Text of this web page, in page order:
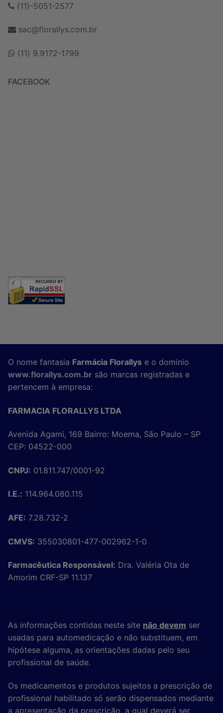
(11)-5051-2577
sac@florallys.com.br
(11) 9.9172-1799
FACEBOOK
O nome fantasia Farmácia Florallys e o domínio
www.florallys.com.br são marcas registradas e
pertencem à empresa:
FARMACIA FLORALLYS LTDA
Avenida Agami, 169 Bairro: Moema, São Paulo – SP
CEP: 04522-000
CNPJ: 01.811.747/0001-92
I.E.: 114.964.080.115
AFE: 7.28.732-2
CMVS: 355030801-477-002962-1-0
Farmacêutica Responsável: Dra. Valéria Ota de
Amorim CRF-SP 11.137
As informações contidas neste site não devem ser
usadas para automedicação e não substituem, em
hipótese alguma, as orientações dadas pelo seu
profissional de saúde.
Os medicamentos e produtos sujeitos a prescrição de
profissional habilitado só serão dispensados mediante
a apresentação da prescrição, a qual deverá ser